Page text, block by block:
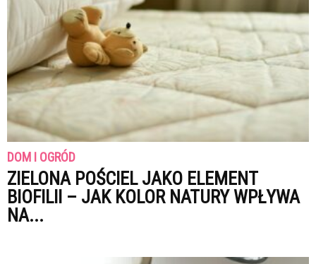
DOM I OGRÓD
ZIELONA POŚCIEL JAKO ELEMENT
BIOFILII – JAK KOLOR NATURY WPŁYWA
NA...